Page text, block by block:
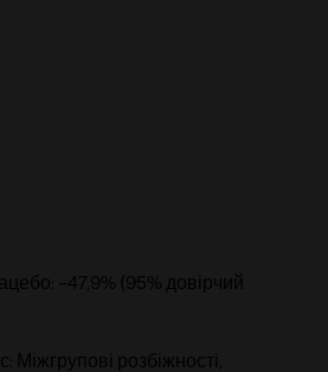
–47,9% (95% довірчий
розбіжності,